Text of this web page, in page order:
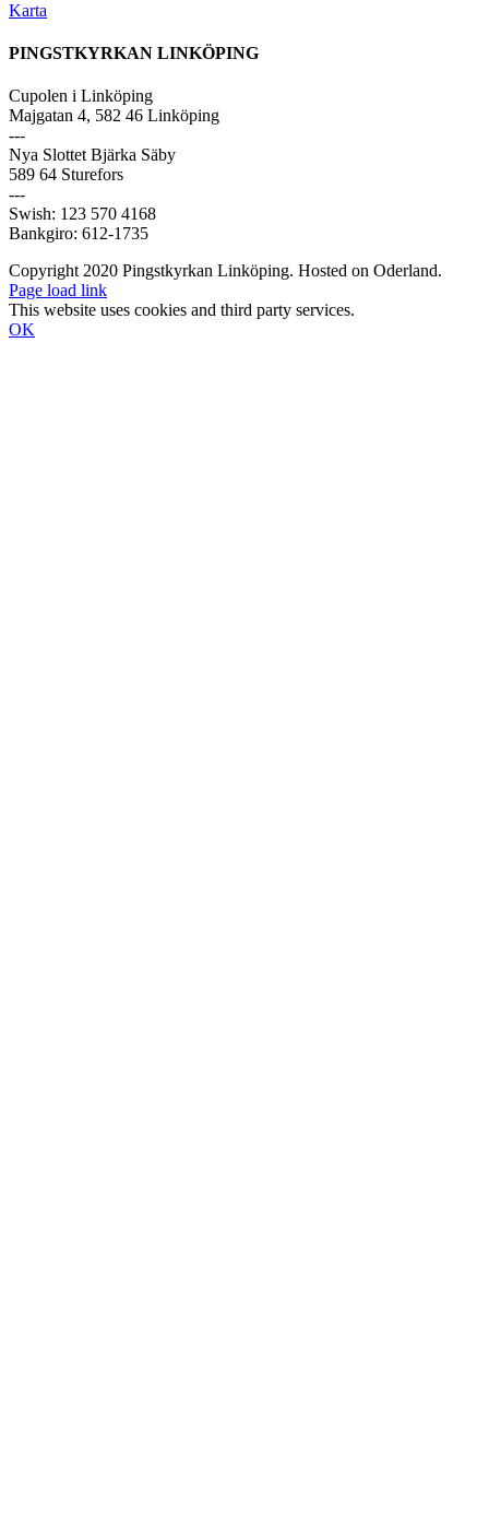
Karta
PINGSTKYRKAN LINKÖPING
Cupolen i Linköping
Majgatan 4, 582 46 Linköping
---
Nya Slottet Bjärka Säby
589 64 Sturefors
---
Swish: 123 570 4168
Bankgiro: 612-1735
Copyright 2020 Pingstkyrkan Linköping. Hosted on Oderland.
Page load link
This website uses cookies and third party services.
OK